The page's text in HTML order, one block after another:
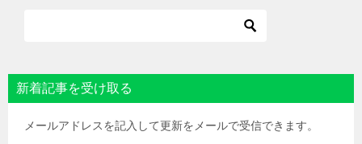
新着記事を受け取る
メールアドレスを記入して更新をメールで受信できます。